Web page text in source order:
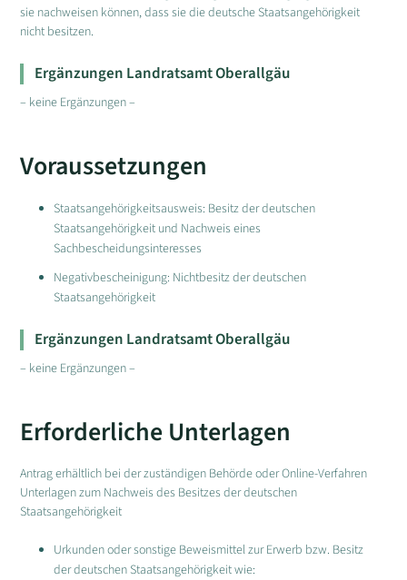
sie nachweisen können, dass sie die deutsche Staatsangehörigkeit
nicht besitzen.
Ergänzungen Landratsamt Oberallgäu
– keine Ergänzungen –
Voraussetzungen
Staatsangehörigkeitsausweis: Besitz der deutschen
Staatsangehörigkeit und Nachweis eines
Sachbescheidungsinteresses
Negativbescheinigung: Nichtbesitz der deutschen
Staatsangehörigkeit
Ergänzungen Landratsamt Oberallgäu
– keine Ergänzungen –
Erforderliche Unterlagen
Antrag erhältlich bei der zuständigen Behörde oder Online-Verfahren
Unterlagen zum Nachweis des Besitzes der deutschen
Staatsangehörigkeit
Urkunden oder sonstige Beweismittel zur Erwerb bzw. Besitz
der deutschen Staatsangehörigkeit wie: